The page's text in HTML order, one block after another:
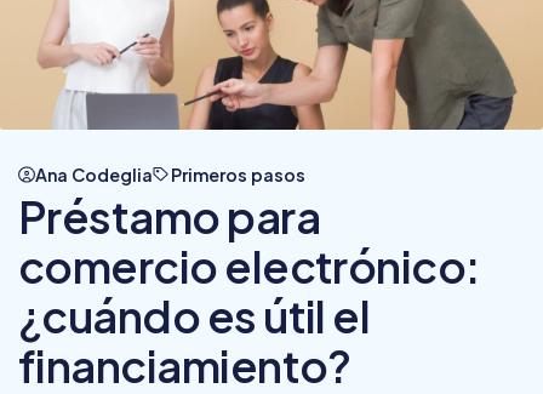
Ana Codeglia Primeros pasos
Préstamo para
comercio electrónico:
¿cuándo es útil el
financiamiento?